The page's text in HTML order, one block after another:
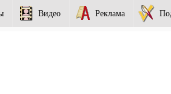
Видео Реклама